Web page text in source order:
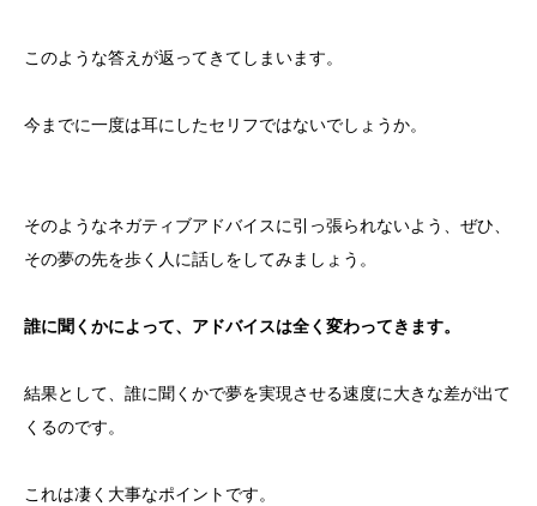
このような答えが返ってきてしまいます。
今までに一度は耳にしたセリフではないでしょうか。
そのようなネガティブアドバイスに引っ張られないよう、ぜひ、
その夢の先を歩く人に話しをしてみましょう。
誰に聞くかによって、アドバイスは全く変わってきます。
結果として、誰に聞くかで夢を実現させる速度に大きな差が出て
くるのです。
これは凄く大事なポイントです。